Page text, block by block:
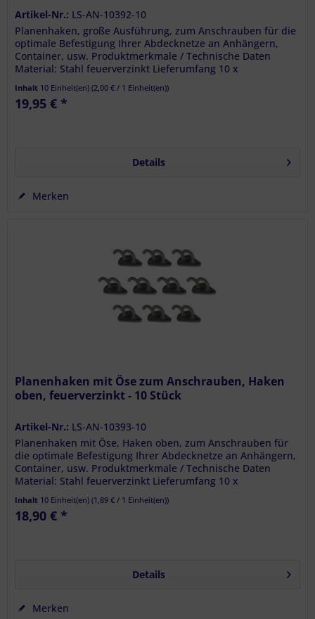
Artikel-Nr.: LS-AN-10392-10
Planenhaken, große Ausführung, zum Anschrauben für die
optimale Befestigung Ihrer Abdecknetze an Anhängern,
Container, usw. Produktmerkmale / Technische Daten
Material: Stahl feuerverzinkt Lieferumfang 10 x
Inhalt 10 Einheit(en)(2,00 € / 1 Einheit(en))
19,95 € *
Details
Merken
Planenhaken mit Öse zum Anschrauben, Haken
oben, feuerverzinkt - 10 Stück
Artikel-Nr.: LS-AN-10393-10
Planenhaken mit Öse, Haken oben, zum Anschrauben für
die optimale Befestigung Ihrer Abdecknetze an Anhängern,
Container, usw. Produktmerkmale / Technische Daten
Material: Stahl feuerverzinkt Lieferumfang 10 x
Inhalt 10 Einheit(en)(1,89 € / 1 Einheit(en))
18,90 € *
Details
Merken